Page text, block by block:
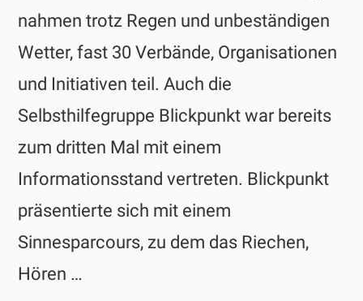
nahmen trotz Regen und unbeständigen
Wetter, fast 30 Verbände, Organisationen
und Initiativen teil. Auch die
Selbsthilfegruppe Blickpunkt war bereits
zum dritten Mal mit einem
Informationsstand vertreten. Blickpunkt
präsentierte sich mit einem
Sinnesparcours, zu dem das Riechen,
Hören …